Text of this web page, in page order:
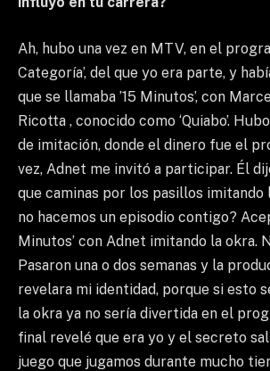
Ah, hubo una vez en MTV, en el
Categoría’, del que yo era parte, y
que se llamaba ’15 Minutos’, con
Ricotta , conocido como ‘Quiabo’.
de imitación, donde el dinero fue el
vez, Adnet me invitó a participar. Él
que caminas por los pasillos imitando
no hacemos un episodio contigo?
Minutos’ con Adnet imitando la okra.
Pasaron una o dos semanas y la
revelara mi identidad, porque si esto
la okra ya no sería divertida en el
final revelé que era yo y el secreto
juego que jugamos durante mucho